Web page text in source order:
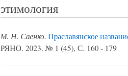
этимология
М. Н. Саенко. Праславянское
РЯНО. 2023. № 1 (45), С. 160 - 179